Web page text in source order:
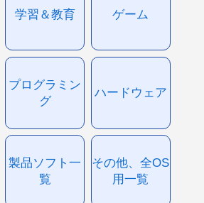
学習＆教育 ゲーム
プログラミン
グ
ハードウェア
製品ソフト一
覧
その他、全OS
用一覧